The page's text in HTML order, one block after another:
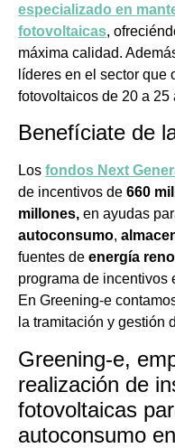
especializado en
fotovoltaicas,
máxima calidad.
líderes en el sector
fotovoltaicos de 20 a 25
Benefíciate de
Los fondos Next
de incentivos de 660
millones, en ayudas
autoconsumo,
fuentes de energía
programa de incentivos
En Greening-e
la tramitación y gestión
Greening-e,
realización de
fotovoltaicas
autoconsumo